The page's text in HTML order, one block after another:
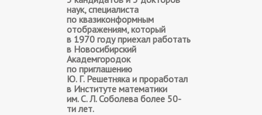
наук, специалиста
по квазиконформным
отображениям, который
в 1970 году приехал работать
в Новосибирский
Академгородок
по приглашению
Ю. Г. Решетняка и проработал
в Институте математики
им. С. Л. Соболева более 50-
ти лет.